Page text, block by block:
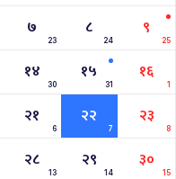
७
23
८
24
९
25
१४
30
१५
31
१६
1
२१
6
२२
7
२३
8
२८
13
२९
14
३०
15